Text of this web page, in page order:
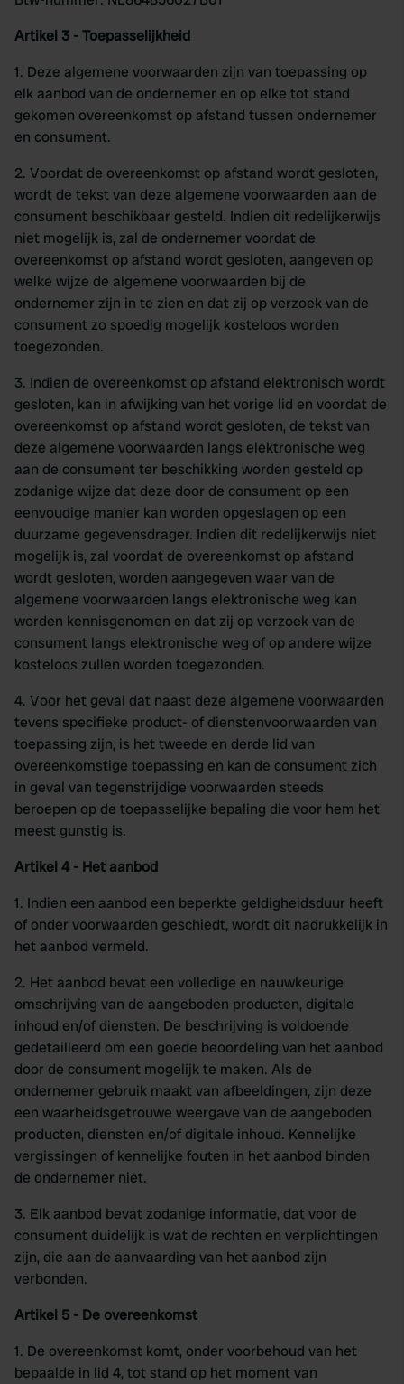
Artikel 3 - Toepasselijkheid
1. Deze algemene voorwaarden zijn van toepassing op
elk aanbod van de ondernemer en op elke tot stand
gekomen overeenkomst op afstand tussen ondernemer
en consument.
2. Voordat de overeenkomst op afstand wordt gesloten,
wordt de tekst van deze algemene voorwaarden aan de
consument beschikbaar gesteld. Indien dit redelijkerwijs
niet mogelijk is, zal de ondernemer voordat de
overeenkomst op afstand wordt gesloten, aangeven op
welke wijze de algemene voorwaarden bij de
ondernemer zijn in te zien en dat zij op verzoek van de
consument zo spoedig mogelijk kosteloos worden
toegezonden.
3. Indien de overeenkomst op afstand elektronisch wordt
gesloten, kan in afwijking van het vorige lid en voordat de
overeenkomst op afstand wordt gesloten, de tekst van
deze algemene voorwaarden langs elektronische weg
aan de consument ter beschikking worden gesteld op
zodanige wijze dat deze door de consument op een
eenvoudige manier kan worden opgeslagen op een
duurzame gegevensdrager. Indien dit redelijkerwijs niet
mogelijk is, zal voordat de overeenkomst op afstand
wordt gesloten, worden aangegeven waar van de
algemene voorwaarden langs elektronische weg kan
worden kennisgenomen en dat zij op verzoek van de
consument langs elektronische weg of op andere wijze
kosteloos zullen worden toegezonden.
4. Voor het geval dat naast deze algemene voorwaarden
tevens specifieke product- of dienstenvoorwaarden van
toepassing zijn, is het tweede en derde lid van
overeenkomstige toepassing en kan de consument zich
in geval van tegenstrijdige voorwaarden steeds
beroepen op de toepasselijke bepaling die voor hem het
meest gunstig is.
Artikel 4 - Het aanbod
1. Indien een aanbod een beperkte geldigheidsduur heeft
of onder voorwaarden geschiedt, wordt dit nadrukkelijk in
het aanbod vermeld.
2. Het aanbod bevat een volledige en nauwkeurige
omschrijving van de aangeboden producten, digitale
inhoud en/of diensten. De beschrijving is voldoende
gedetailleerd om een goede beoordeling van het aanbod
door de consument mogelijk te maken. Als de
ondernemer gebruik maakt van afbeeldingen, zijn deze
een waarheidsgetrouwe weergave van de aangeboden
producten, diensten en/of digitale inhoud. Kennelijke
vergissingen of kennelijke fouten in het aanbod binden
de ondernemer niet.
3. Elk aanbod bevat zodanige informatie, dat voor de
consument duidelijk is wat de rechten en verplichtingen
zijn, die aan de aanvaarding van het aanbod zijn
verbonden.
Artikel 5 - De overeenkomst
1. De overeenkomst komt, onder voorbehoud van het
bepaalde in lid 4, tot stand op het moment van